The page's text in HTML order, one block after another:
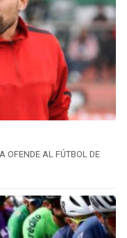
OFENDE AL FÚTBOL DE